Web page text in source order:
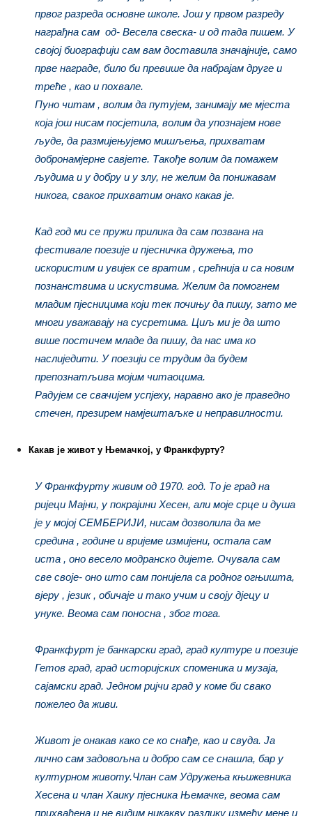
првог разреда основне школе. Још у првом разреду
награђна сам од- Весела свеска- и од тада пишем. У
својој биографији сам вам доставила значајније, само
прве награде, било би превише да набрајам друге и
треће , као и похвале.
Пуно читам , волим да путујем, занимају ме мјеста
која још нисам посјетила, волим да упознајем нове
људе, да размијењујемо мишљења, прихватам
добронамјерне савјете. Такође волим да помажем
људима и у добру и у злу, не желим да понижавам
никога, сваког прихватим онако какав је.
Кад год ми се пружи прилика да сам позвана на
фестивале поезије и пјесничка дружења, то
искористим и увијек се вратим , срећнија и са новим
познанствима и искуствима. Желим да помогнем
младим пјесницима који тек почињу да пишу, зато ме
многи уважавају на сусретима. Циљ ми је да што
више постичем младе да пишу, да нас има ко
наслиједити. У поезији се трудим да будем
препознатљива мојим читаоцима.
Радујем се свачијем успјеху, наравно ако је праведно
стечен, презирем намјештаљке и неправилности.
Какав је живот у Њемачкој, у Франкфурту?
У Франкфурту живим од 1970. год. То је град на
ријеци Мајни, у покрајини Хесен, али моје срце и душа
је у мојој СЕМБЕРИЈИ, нисам дозволила да ме
средина , године и вријеме измијени, остала сам
иста , оно весело модранско дијете. Очувала сам
све своје- оно што сам понијела са родног огњишта,
вјеру , језик , обичаје и тако учим и своју дјецу и
унуке. Веома сам поносна , због тога.
Франкфурт је банкарски град, град културе и поезије
Гетов град, град историјских споменика и музаја,
сајамски град. Једном ријчи град у коме би свако
пожелео да живи.
Живот је онакав како се ко снађе, као и свуда. Ја
лично сам задовољна и добро сам се снашла, бар у
културном животу.Члан сам Удружења књижевника
Хесена и члан Хаику пјесника Њемачке, веома сам
прихваћена и не видим никакву разлику између мене и